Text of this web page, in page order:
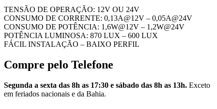
TENSÃO DE OPERAÇÃO: 12V OU 24V
CONSUMO DE CORRENTE: 0,13A@12V – 0,05A@24V
CONSUMO DE POTÊNCIA: 1,6W@12V – 1,2W@24V
POTÊNCIA LUMINOSA: 870 LUX – 600 LUX
FÁCIL INSTALAÇÃO – BAIXO PERFIL
Compre pelo Telefone
Segunda a sexta das 8h as 17:30 e sábado das 8h as 13h. Exceto
em feriados nacionais e da Bahia.